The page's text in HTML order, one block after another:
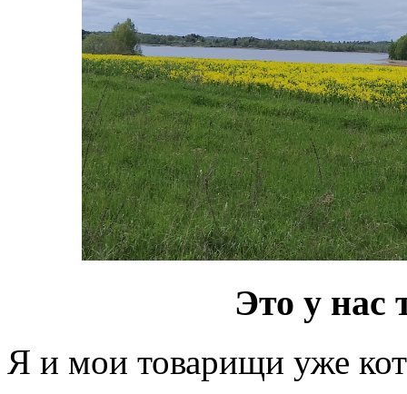
Это у нас
Я и мои товарищи уже